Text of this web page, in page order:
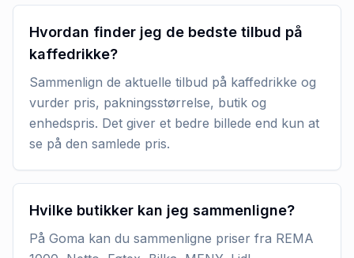
Hvordan finder jeg de bedste tilbud på
kaffedrikke?
Sammenlign de aktuelle tilbud på kaffedrikke og
vurder pris, pakningsstørrelse, butik og
enhedspris. Det giver et bedre billede end kun at
se på den samlede pris.
Hvilke butikker kan jeg sammenligne?
På Goma kan du sammenligne priser fra REMA